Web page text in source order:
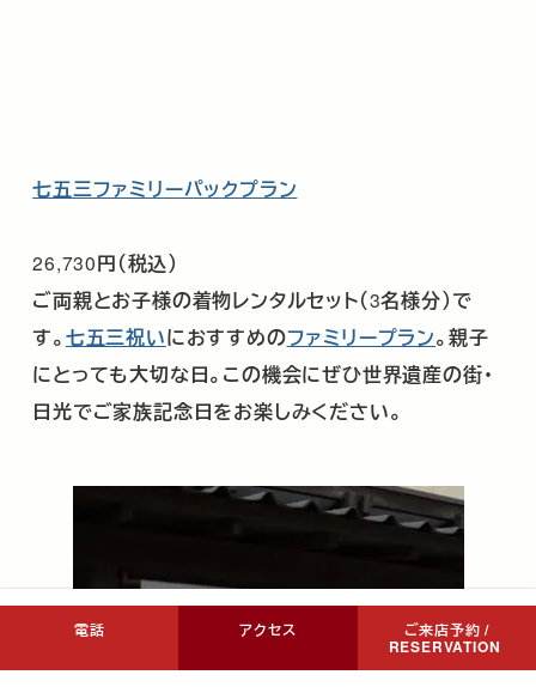
七五三ファミリーパックプラン
26,730円（税込）
ご両親とお子様の着物レンタルセット（3名様分）で
す。七五三祝いにおすすめのファミリープラン。親子
にとっても大切な日。この機会にぜひ世界遺産の街・
日光でご家族記念日をお楽しみください。
電話 アクセス ご来店予約 /
RESERVATION